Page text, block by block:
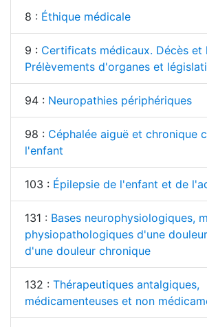
8 : Éthique médicale
9 : Certificats médicaux. Décès et
Prélèvements d'organes et
94 : Neuropathies périphériques
98 : Céphalée aiguë et chronique
l'enfant
103 : Épilepsie de l'enfant et de
131 : Bases neurophysiologiques,
physiopathologiques d'une
d'une douleur chronique
132 : Thérapeutiques antalgiques,
médicamenteuses et non